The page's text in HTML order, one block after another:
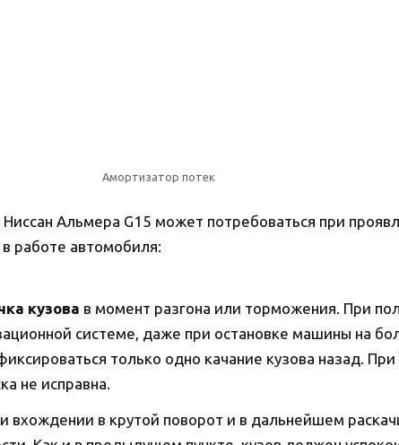
Амортизатор потек
Альмера G15 может потребоваться при
работе автомобиля:
кузова в момент разгона или торможения. При
системе, даже при остановке машины на
только одно качание кузова назад.
не исправна.
вхождении в крутой поворот и в дальнейшем